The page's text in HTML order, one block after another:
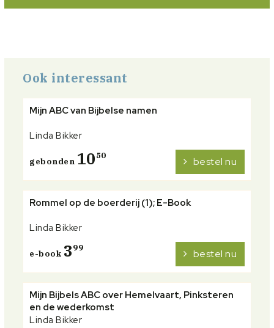
Ook interessant
Mijn ABC van Bijbelse namen
Linda Bikker
gebonden 1050 bestel nu
Rommel op de boerderij (1); E-Book
Linda Bikker
e-book 399 bestel nu
Mijn Bijbels ABC over Hemelvaart, Pinksteren
en de wederkomst
Linda Bikker